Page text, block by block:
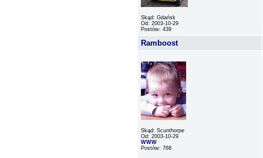
Skąd: Gdańsk
Od: 2003-10-29
Postów: 439
Ramboost
Skąd: Scunthorpe
Od: 2003-10-29
WWW
Postów: 768